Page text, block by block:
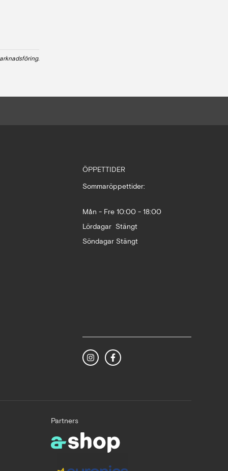
ÖPPETTIDER
Sommaröppettider:
Mån - Fre 10:00 - 18:00
Lördagar Stängt
Söndagar Stängt
Partners